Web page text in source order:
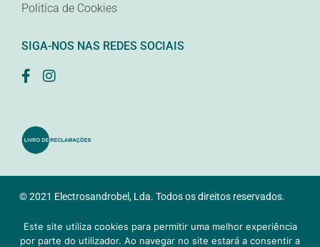
Politíca de Cookies
SIGA-NOS NAS REDES SOCIAIS
© 2021 Electrosandrobel, Lda. Todos os direitos reservados.
Este site utiliza cookies para permitir uma melhor experiência
por parte do utilizador. Ao navegar no site estará a consentir a